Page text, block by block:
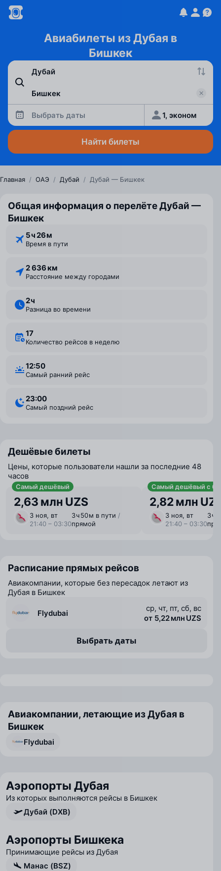
Авиабилеты из Дубая в
Бишкек
Выбрать даты 1, эконом
Найти билеты
Главная / ОАЭ / Дубай / Дубай — Бишкек
Общая информация о перелёте Дубай —
Бишкек
5 ⁠ч 26 ⁠м
Время в пути
2 636 км
Расстояние между городами
2 ⁠ч
Разница во времени
17
Количество рейсов в неделю
12:50
Самый ранний рейс
23:00
Самый поздний рейс
Дешёвые билеты
Цены, которые пользователи нашли за последние 48
часов
Самый дешёвый
2,63 млн UZS
3 ноя, вт
21:40 – 03:30
3 ⁠ч 50 ⁠м в пути /
прямой
Самый дешёвый с
2,82 млн
3 ноя, вт
21:40 – 03:30
3 ⁠ч
Расписание прямых рейсов
Авиакомпании, которые без пересадок летают из
Дубая в Бишкек
Flydubai
ср, чт, пт, сб, вс
от 5,22 млн UZS
Выбрать даты
Авиакомпании, летающие из Дубая в
Бишкек
Flydubai
Аэропорты Дубая
Из которых выполняются рейсы в Бишкек
Дубай (DXB)
Аэропорты Бишкека
Принимающие рейсы из Дубая
Манас (BSZ)